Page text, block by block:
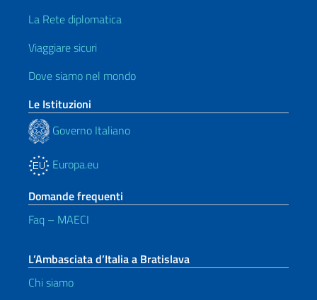
La Rete diplomatica
Viaggiare sicuri
Dove siamo nel mondo
Le Istituzioni
Governo Italiano
Europa.eu
Domande frequenti
Faq – MAECI
L’Ambasciata d’Italia a Bratislava
Chi siamo